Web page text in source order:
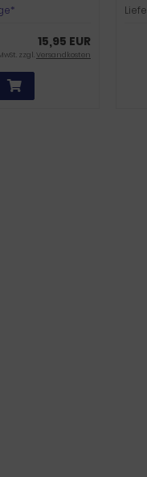
15,95 EUR
zzgl.Versandkosten